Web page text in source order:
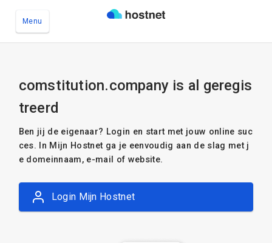
Menu
comstitution.company is al geregis
treerd
Ben jij de eigenaar? Login en start met jouw online suc
ces. In Mijn Hostnet ga je eenvoudig aan de slag met j
e domeinnaam, e-mail of website.
Login Mijn Hostnet